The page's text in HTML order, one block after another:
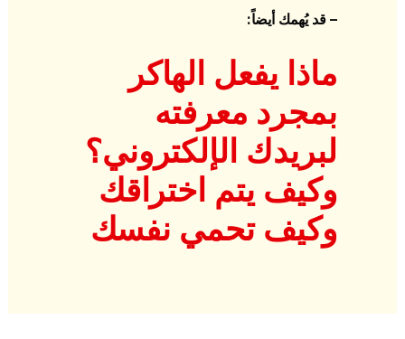
– قد يُهمك أيضاً:
ماذا يفعل الهاكر
بمجرد معرفته
لبريدك الإلكتروني؟
وكيف يتم اختراقك
وكيف تحمي نفسك